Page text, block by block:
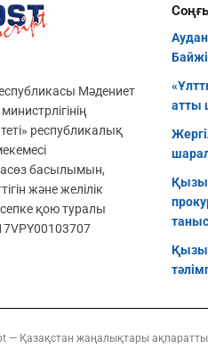
Мәдениет
республикалық
басылымын,
және желілік
қою туралы
Аудан
атты
— Қазақстан жаңалықтары